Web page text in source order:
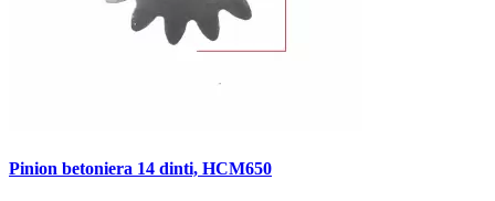
Pinion betoniera 14 dinti, HCM650